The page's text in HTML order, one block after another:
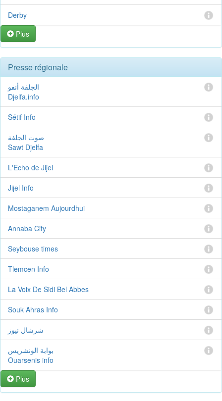
Derby
Plus
Presse régionale
الجلفة أنفو
Djelfa.info
Sétif Info
صوت الجلفة
Sawt Djelfa
L'Echo de Jijel
Jijel Info
Mostaganem Aujourdhui
Annaba City
Seybouse times
Tlemcen Info
La Voix De Sidi Bel Abbes
Souk Ahras Info
شرشال نيوز
بوابة الونشريس
Ouarsenis info
Plus